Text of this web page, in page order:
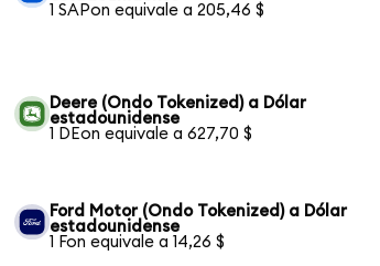
1 SAPon equivale a 205,46 $
Deere (Ondo Tokenized) a Dólar
estadounidense
1 DEon equivale a 627,70 $
Ford Motor (Ondo Tokenized) a Dólar
estadounidense
1 Fon equivale a 14,26 $